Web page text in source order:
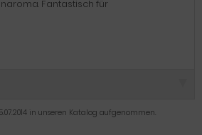
Fantastisch für
in unseren Katalog aufgenommen.